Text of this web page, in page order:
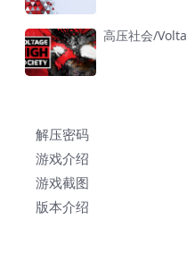
高压社会/
解压密码
游戏介绍
游戏截图
版本介绍